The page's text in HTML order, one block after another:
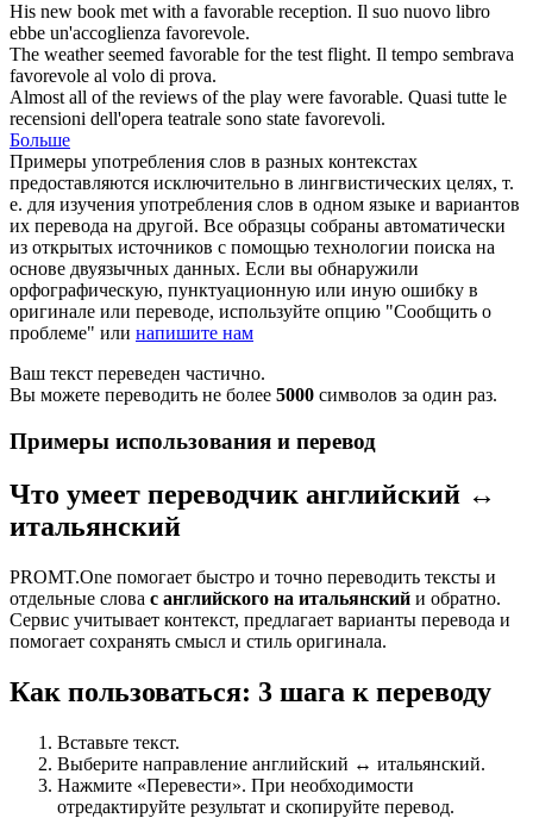
His new book met with a favorable reception. Il suo nuovo libro
ebbe un'accoglienza favorevole.
The weather seemed favorable for the test flight. Il tempo sembrava
favorevole al volo di prova.
Almost all of the reviews of the play were favorable. Quasi tutte le
recensioni dell'opera teatrale sono state favorevoli.
Больше
Примеры употребления слов в разных контекстах
предоставляются исключительно в лингвистических целях, т.
е. для изучения употребления слов в одном языке и вариантов
их перевода на другой. Все образцы собраны автоматически
из открытых источников с помощью технологии поиска на
основе двуязычных данных. Если вы обнаружили
орфографическую, пунктуационную или иную ошибку в
оригинале или переводе, используйте опцию "Сообщить о
проблеме" или напишите нам
Ваш текст переведен частично.
Вы можете переводить не более 5000 символов за один раз.
Примеры использования и перевод
Что умеет переводчик английский ↔
итальянский
PROMT.One помогает быстро и точно переводить тексты и
отдельные слова с английского на итальянский и обратно.
Сервис учитывает контекст, предлагает варианты перевода и
помогает сохранять смысл и стиль оригинала.
Как пользоваться: 3 шага к переводу
Вставьте текст.
Выберите направление английский ↔ итальянский.
Нажмите «Перевести». При необходимости
отредактируйте результат и скопируйте перевод.